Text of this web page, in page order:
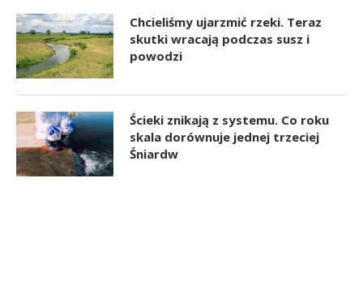
Chcieliśmy ujarzmić rzeki. Teraz
skutki wracają podczas susz i
powodzi
Ścieki znikają z systemu. Co roku
skala dorównuje jednej trzeciej
Śniardw